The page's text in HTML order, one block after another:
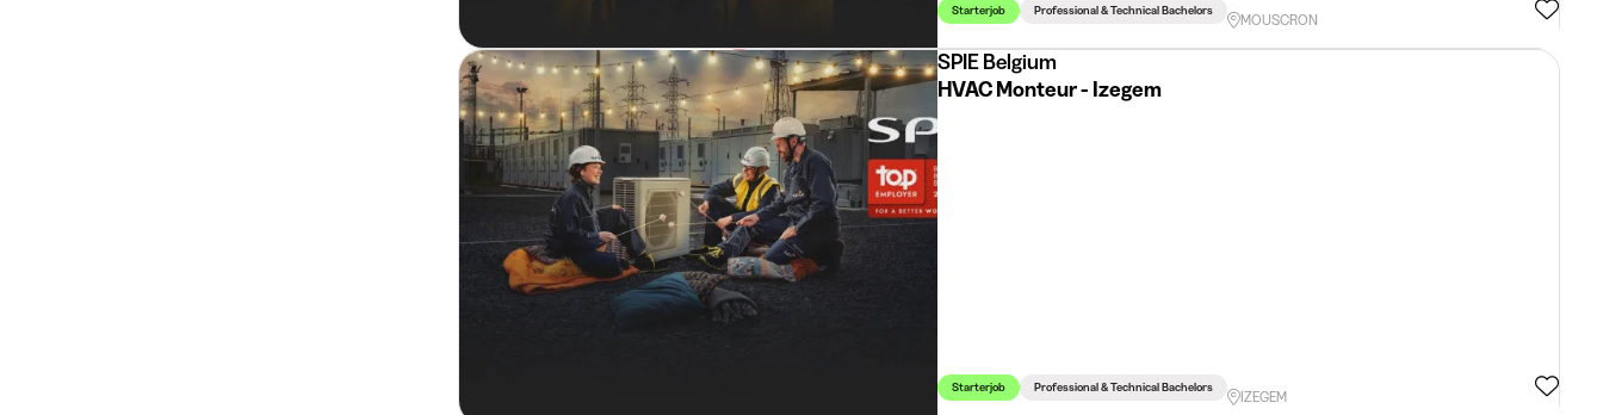
Starterjob Professional & Technical Bachelors
MOUSCRON
SPIE Belgium
HVAC Monteur - Izegem
Starterjob Professional & Technical Bachelors
IZEGEM